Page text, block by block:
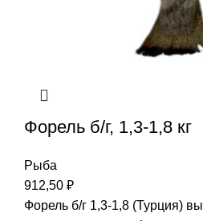
Форель б/г, 1,3-1,8 кг
Рыба
912,50 ₽
Форель б/г 1,3-1,8 (Турция)